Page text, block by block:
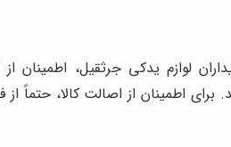
لوازم یدکی جرثقیل، اطمینان
برای اطمینان از اصالت کالا، حتماً